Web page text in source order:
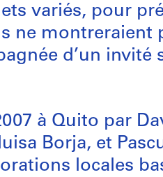
variés, pour
ne montreraient
d’un invité
à Quito par
Borja, et
locales